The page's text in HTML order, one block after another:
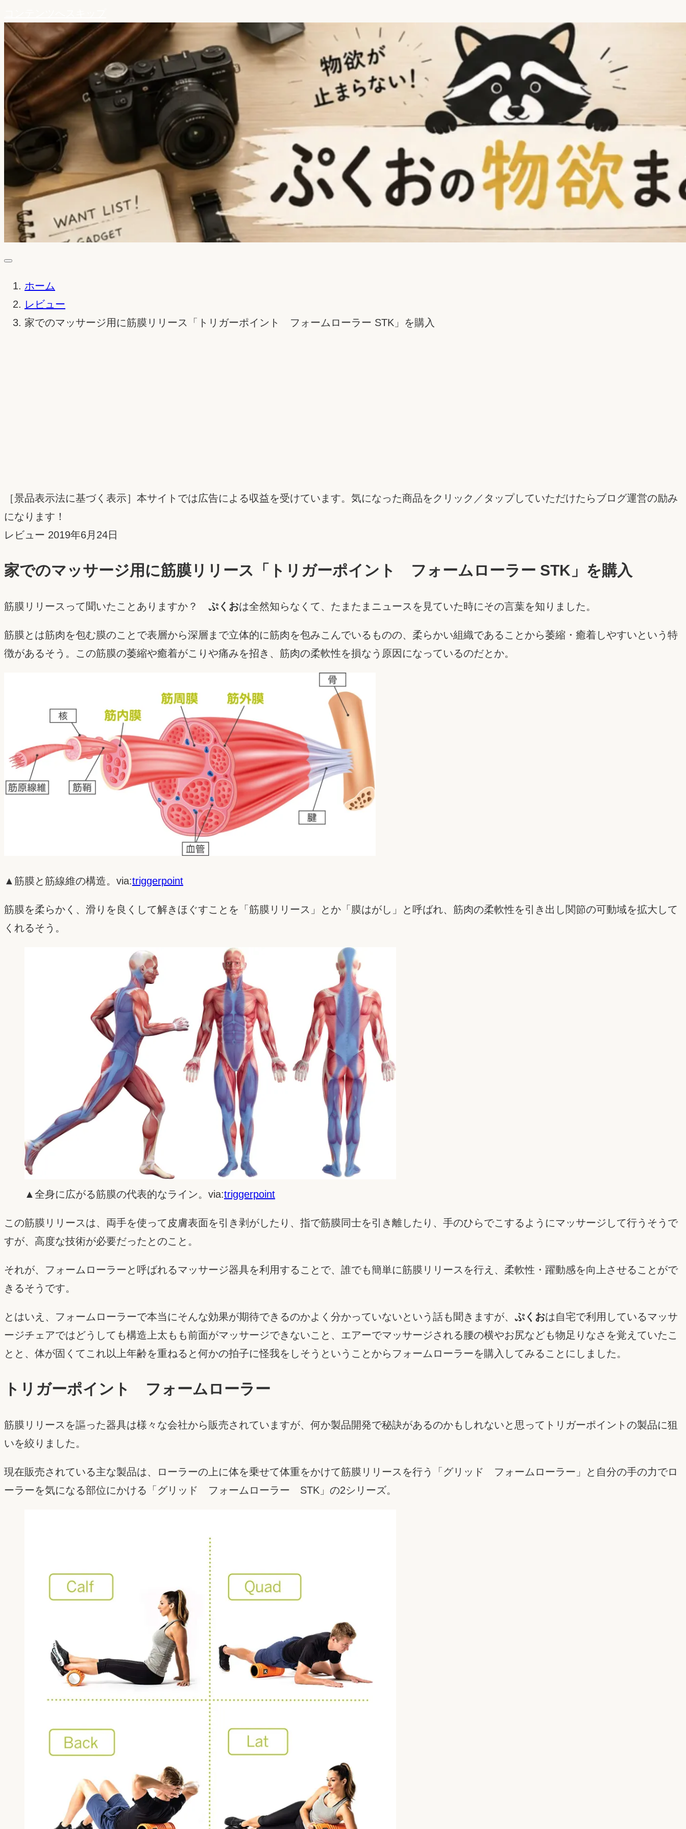
ホーム
レビュー
家でのマッサージ用に筋膜リリース「トリガーポイント フォームローラー STK」を購入
［景品表示法に基づく表示］本サイトでは広告による収益を受けています。気になった商品をクリック／タップしていただけたらブログ運営の励み
になります！
レビュー 投
日：
2019年6月24日
家でのマッサージ用に筋膜リリース「トリガーポイント フォームローラー STK」を購入
筋膜リリースって聞いたことありますか？ ぷくおは全然知らなくて、たまたまニュースを見ていた時にその言葉を知りました。
筋膜とは筋肉を包む膜のことで表層から深層まで立体的に筋肉を包みこんでいるものの、柔らかい組織であることから萎縮・癒着しやすいという特
徴があるそう。この筋膜の萎縮や癒着がこりや痛みを招き、筋肉の柔軟性を損なう原因になっているのだとか。
▲筋膜と筋線維の構造。via:triggerpoint
筋膜を柔らかく、滑りを良くして解きほぐすことを「筋膜リリース」とか「膜はがし」と呼ばれ、筋肉の柔軟性を引き出し関節の可動域を拡大して
くれるそう。
▲全身に広がる筋膜の代表的なライン。via:triggerpoint
この筋膜リリースは、両手を使って皮膚表面を引き剥がしたり、指で筋膜同士を引き離したり、手のひらでこするようにマッサージして行うそうで
すが、高度な技術が必要だったとのこと。
それが、フォームローラーと呼ばれるマッサージ器具を利用することで、誰でも簡単に筋膜リリースを行え、柔軟性・躍動感を向上させることがで
きるそうです。
とはいえ、フォームローラーで本当にそんな効果が期待できるのかよく分かっていないという話も聞きますが、 ぷくおは自宅で利用しているマッサ
ージチェアではどうしても構造上太もも前面がマッサージできないこと、エアーでマッサージされる腰の横やお尻なども物足りなさを覚えていたこ
とと、体が固くてこれ以上年齢を重ねると何かの拍子に怪我をしそうということからフォームローラーを購入してみることにしました。
トリガーポイント フォームローラー
筋膜リリースを謳った器具は様々な会社から販売されていますが、何か製品開発で秘訣があるのかもしれないと思ってトリガーポイントの製品に狙
いを絞りました。
現在販売されている主な製品は、ローラーの上に体を乗せて体重をかけて筋膜リリースを行う「グリッド フォームローラー」と自分の手の力でロ
ーラーを気になる部位にかける「グリッド フォームローラー STK」の2シリーズ。